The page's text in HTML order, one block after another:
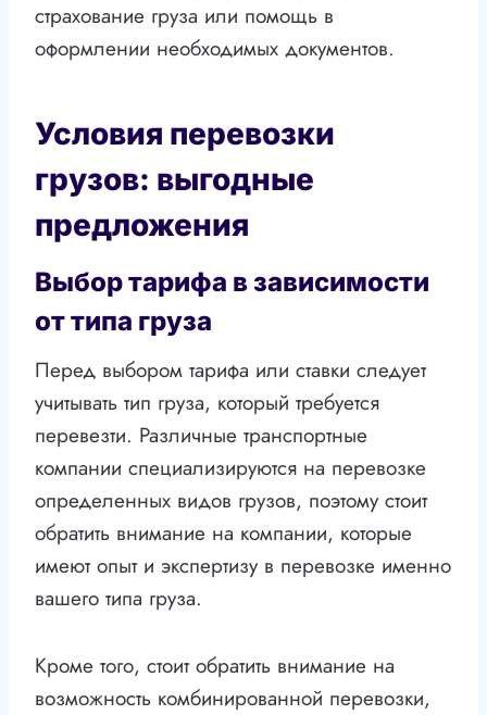
страхование груза или помощь в
оформлении необходимых документов.
Условия перевозки
грузов: выгодные
предложения
Выбор тарифа в зависимости
от типа груза
Перед выбором тарифа или ставки следует
учитывать тип груза, который требуется
перевезти. Различные транспортные
компании специализируются на перевозке
определенных видов грузов, поэтому стоит
обратить внимание на компании, которые
имеют опыт и экспертизу в перевозке именно
вашего типа груза.
Кроме того, стоит обратить внимание на
возможность комбинированной перевозки,